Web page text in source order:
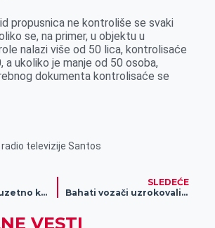
propusnica ne kontroliše se svaki
se, na primer, u objektu u
nalazi više od 50 lica, kontrolisaće
a ukoliko je manje od 50 osoba,
dokumenta kontrolisaće se
televizije Santos
Universavić – Izuzetno kvalitetan nameštaj po fabričkim cenama
SLEDEĆE
Bahati vozači uzrokovali štetu veću od 900.000 dinara
VESTI